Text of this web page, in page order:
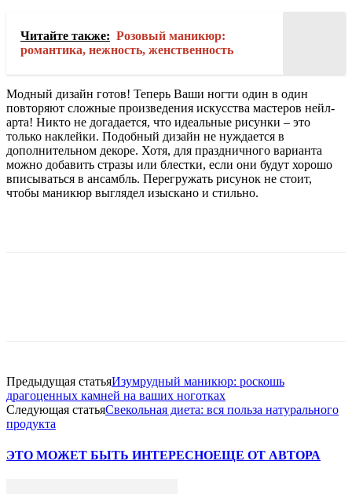
Читайте также: Розовый маникюр:
романтика, нежность, женственность
Модный дизайн готов! Теперь Ваши ногти один в один
повторяют сложные произведения искусства мастеров нейл-
арта! Никто не догадается, что идеальные рисунки – это
только наклейки. Подобный дизайн не нуждается в
дополнительном декоре. Хотя, для праздничного варианта
можно добавить стразы или блестки, если они будут хорошо
вписываться в ансамбль. Перегружать рисунок не стоит,
чтобы маникюр выглядел изыскано и стильно.
Предыдущая статьяИзумрудный маникюр: роскошь
драгоценных камней на ваших ноготках
Следующая статьяСвекольная диета: вся польза натурального
продукта
ЭТО МОЖЕТ БЫТЬ ИНТЕРЕСНОЕЩЕ ОТ АВТОРА